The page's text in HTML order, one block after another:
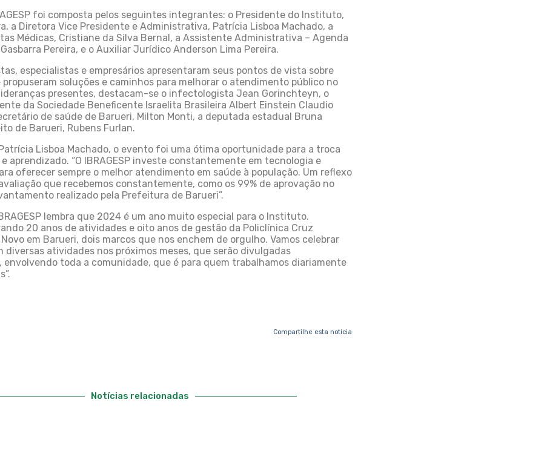
foi composta pelos seguintes integrantes: o Presidente do Instituto,
a Diretora Vice Presidente e Administrativa, Patrícia Lisboa Machado, a
Médicas, Cristiane da Silva Bernal, a Assistente Administrativa – Agenda
Pereira, e o Auxiliar Jurídico Anderson Lima Pereira.
especialistas e empresários apresentaram seus pontos de vista sobre
propuseram soluções e caminhos para melhorar o atendimento público no
presentes, destacam-se o infectologista Jean Gorinchteyn, o
da Sociedade Beneficente Israelita Brasileira Albert Einstein Claudio
de saúde de Barueri, Milton Monti, a deputada estadual Bruna
de Barueri, Rubens Furlan.
Lisboa Machado, o evento foi uma ótima oportunidade para a troca
aprendizado. “O IBRAGESP investe constantemente em tecnologia e
oferecer sempre o melhor atendimento em saúde à população. Um reflexo
que recebemos constantemente, como os 99% de aprovação no
realizado pela Prefeitura de Barueri”.
lembra que 2024 é um ano muito especial para o Instituto.
20 anos de atividades e oito anos de gestão da Policlínica Cruz
em Barueri, dois marcos que nos enchem de orgulho. Vamos celebrar
diversas atividades nos próximos meses, que serão divulgadas
toda a comunidade, que é para quem trabalhamos diariamente
Compartilhe esta notícia
Notícias relacionadas